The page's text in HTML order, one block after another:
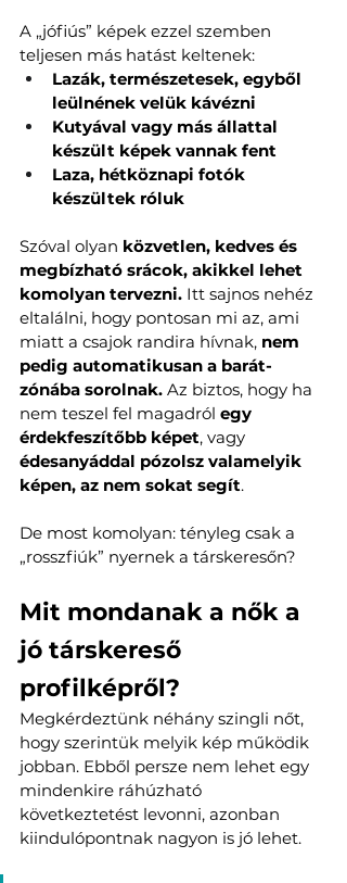
A „jófiús” képek ezzel szemben
teljesen más hatást keltenek:
Lazák, természetesek, egyből
leülnének velük kávézni
Kutyával vagy más állattal
készült képek vannak fent
Laza, hétköznapi fotók
készültek róluk
Szóval olyan közvetlen, kedves és
megbízható srácok, akikkel lehet
komolyan tervezni. Itt sajnos nehéz
eltalálni, hogy pontosan mi az, ami
miatt a csajok randira hívnak, nem
pedig automatikusan a barát-
zónába sorolnak. Az biztos, hogy ha
nem teszel fel magadról egy
érdekfeszítőbb képet, vagy
édesanyáddal pózolsz valamelyik
képen, az nem sokat segít.
De most komolyan: tényleg csak a
„rosszfiúk” nyernek a társkeresőn?
Mit mondanak a nők a
jó társkereső
profilképről?
Megkérdeztünk néhány szingli nőt,
hogy szerintük melyik kép működik
jobban. Ebből persze nem lehet egy
mindenkire ráhúzható
következtetést levonni, azonban
kiindulópontnak nagyon is jó lehet.